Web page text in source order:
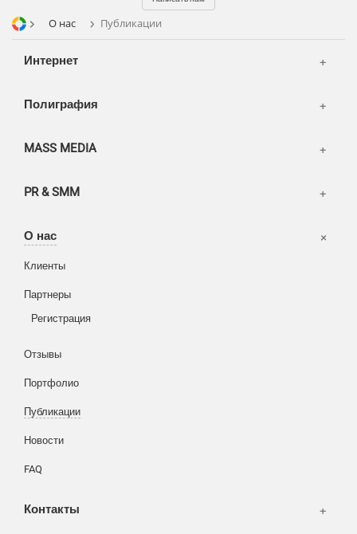
О нас Публикации
Интернет
Полиграфия
MASS MEDIA
PR & SMM
О нас
Клиенты
Партнеры
Регистрация
Отзывы
Портфолио
Публикации
Новости
FAQ
Контакты
Офисы
Корзина
Вход
Написать тикет
Разное
WEB и технологии